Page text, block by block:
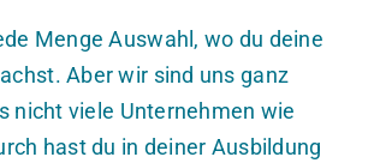
Menge Auswahl, wo du deine
Aber wir sind uns ganz
nicht viele Unternehmen wie
hast du in deiner Ausbildung